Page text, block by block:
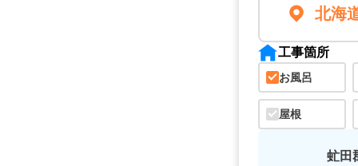
北海
工事箇所
お風呂
屋根
虻田